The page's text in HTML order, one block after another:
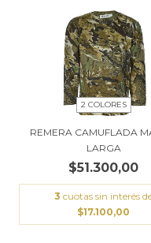
2 COLORES
REMERA CAMUFLADA
LARGA
$51.300,00
3 cuotas sin interés
$17.100,00